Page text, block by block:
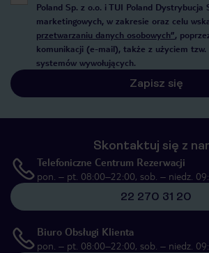
Poland Sp. z o.o. i TUI Poland Dystrybucja
marketingowych, w zakresie oraz celu
przetwarzaniu danych osobowych”,
komunikacji (e-mail), także z użyciem
systemów wywołujących.
Zapisz się
Skontaktuj się z
Telefoniczne Centrum Rezerwacji
pon. – pt. 08:00–22:00, sob. – niedz.
22 270 31 20
Biuro Obsługi Klienta
pon. – pt. 08:00–22:00, sob. – niedz.